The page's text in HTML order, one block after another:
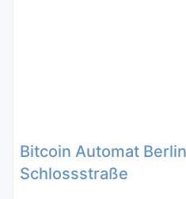
Bitcoin Automat
Schlossstraße